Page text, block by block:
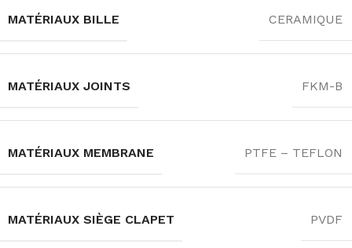
MATÉRIAUX BILLE CERAMIQUE
MATÉRIAUX JOINTS FKM-B
MATÉRIAUX MEMBRANE PTFE – TEFLON
MATÉRIAUX SIÈGE CLAPET PVDF